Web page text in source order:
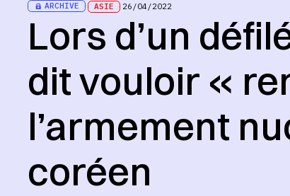
ARCHIVE ASIE 26/04/2022
Lors d’un
dit vouloir «
l’armement
coréen